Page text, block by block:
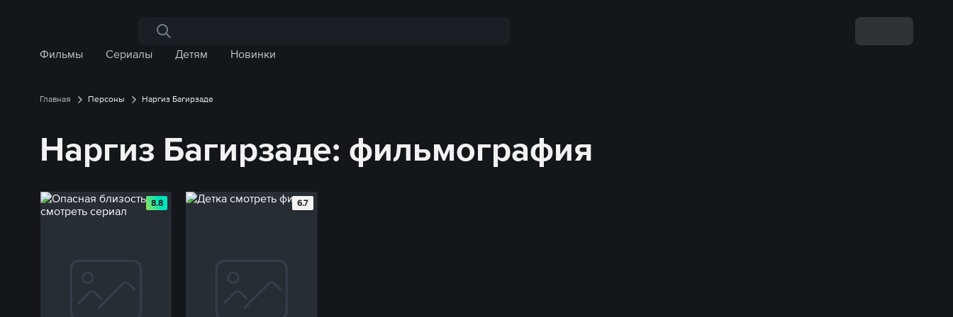
Поиск по сайту
Фильмы
Сериалы Детям Новинки
Главная Персоны Наргиз Багирзаде
Наргиз Багирзаде: фильмография
8.8 6.7